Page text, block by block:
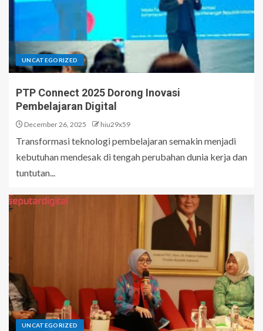
UNCATEGORIZED
PTP Connect 2025 Dorong Inovasi
Pembelajaran Digital
December 26, 2025 hiu29x59
Transformasi teknologi pembelajaran semakin menjadi
kebutuhan mendesak di tengah perubahan dunia kerja dan
tuntutan...
UNCATEGORIZED